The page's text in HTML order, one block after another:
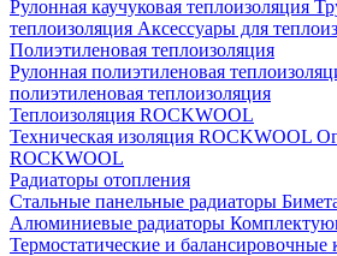
Рулонная каучуковая теплоизоляция
теплоизоляция Аксессуары для
Полиэтиленовая теплоизоляция
Рулонная полиэтиленовая
полиэтиленовая теплоизоляция
Теплоизоляция ROCKWOOL
Техническая изоляция ROCKWOOL
ROCKWOOL
Радиаторы отопления
Стальные панельные радиаторы
Алюминиевые радиаторы
Термостатические и балансировочные